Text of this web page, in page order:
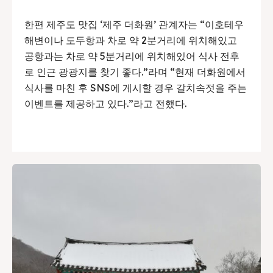
한편 제주도 맛집 ‘제주 더화원’ 관계자는 “이호테우
해변이나 도두항과 차로 약 2분거리에 위치해있고
공항과는 차로 약 5분거리에 위치해있어 식사 전후
로 인근 광광지를 찾기 좋다.”라며 “현재 더화원에서
식사를 마친 후 SNS에 게시할 경우 갈치속젓을 주는
이벤트를 제공하고 있다.”라고 전했다.